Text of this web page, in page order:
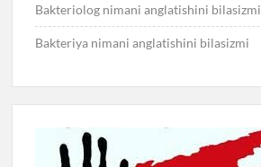
Bakteriolog nimani anglatishini bilasizmi
Bakteriya nimani anglatishini bilasizmi